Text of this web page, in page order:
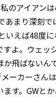
のアイアン
まり深刻で
えば48度に
すよ。ウェッ
飛ばないんで
ーカーさん
す。GWと